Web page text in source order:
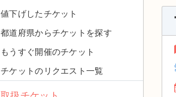
値下げしたチケット
都道府県からチケットを探す
もうすぐ開催のチケット
チケットのリクエスト一覧